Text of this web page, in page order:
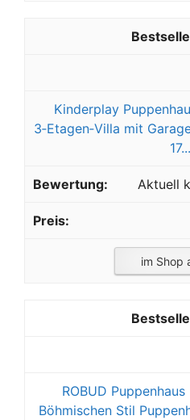
Kinderplay
3‑Etagen‑Villa mit
17...
Aktuell
im Shop
ROBUD
Böhmischen Stil